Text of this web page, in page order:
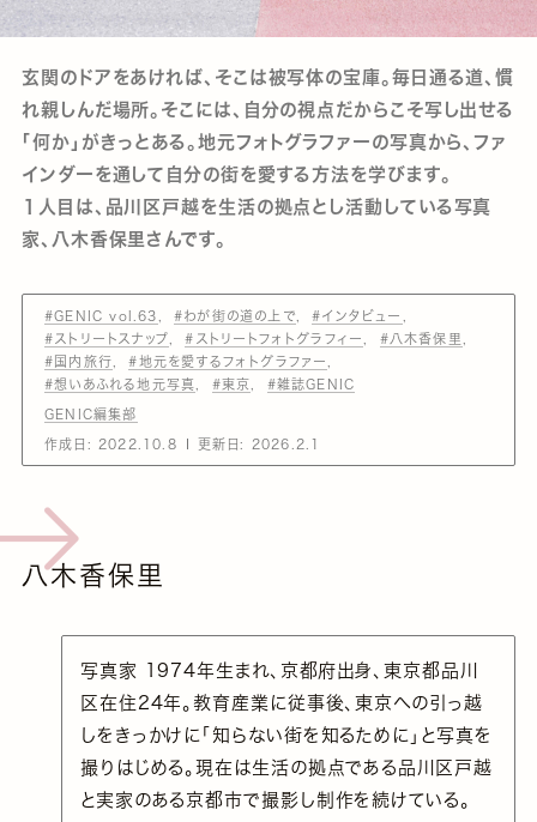
玄関のドアをあければ、そこは被写体の宝庫。毎日通る道、慣
れ親しんだ場所。そこには、自分の視点だからこそ写し出せる
「何か」がきっとある。地元フォトグラファーの写真から、ファ
インダーを通して自分の街を愛する方法を学びます。
１人目は、品川区戸越を生活の拠点とし活動している写真
家、八木香保里さんです。
#GENIC vol.63 #わが街の道の上で
#インタビュー
#ストリートスナップ
#ストリートフォトグラフィー
#八木香保里
#国内旅行
#地元を愛するフォトグラファー
#想いあふれる地元写真
#東京 #雑誌GENIC
GENIC編集部
作成日: 2022.10.8 更新日: 2026.2.1
八木香保里
写真家 1974年生まれ、京都府出身、東京都品川
区在住24年。教育産業に従事後、東京への引っ越
しをきっかけに「知らない街を知るために」と写真を
撮りはじめる。現在は生活の拠点である品川区戸越
と実家のある京都市で撮影し制作を続けている。